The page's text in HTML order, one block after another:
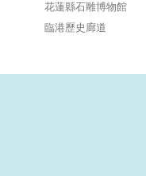
花蓮縣石雕博物館
臨港歷史廊道